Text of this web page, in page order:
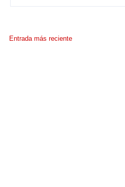
Entrada más reciente